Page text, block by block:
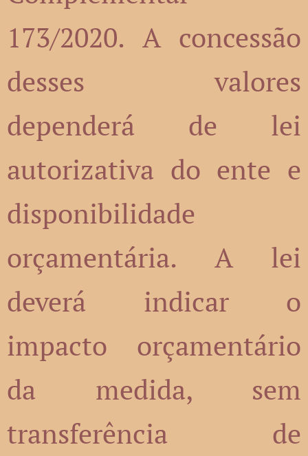
173/2020. A concessão
desses valores
dependerá de lei
autorizativa do ente e
disponibilidade
orçamentária. A lei
deverá indicar o
impacto orçamentário
da medida, sem
transferência de